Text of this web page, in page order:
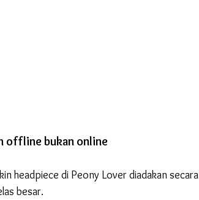
offline bukan online
headpiece di Peony Lover diadakan secara
besar.